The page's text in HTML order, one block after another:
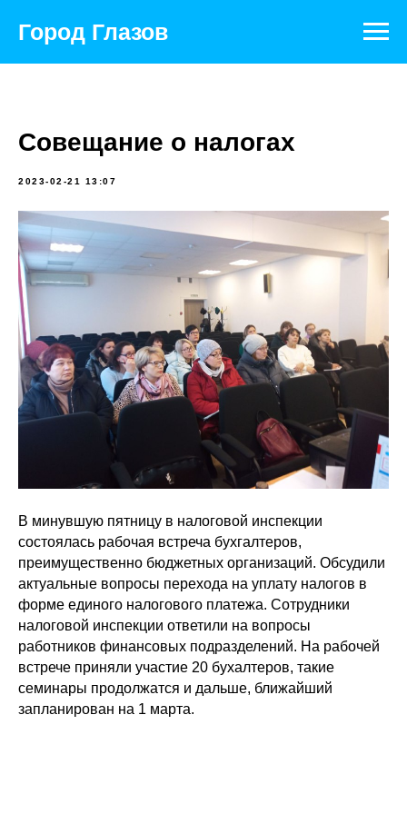
Город Глазов
Совещание о налогах
2023-02-21 13:07
В минувшую пятницу в налоговой инспекции
состоялась рабочая встреча бухгалтеров,
преимущественно бюджетных организаций. Обсудили
актуальные вопросы перехода на уплату налогов в
форме единого налогового платежа. Сотрудники
налоговой инспекции ответили на вопросы
работников финансовых подразделений. На рабочей
встрече приняли участие 20 бухалтеров, такие
семинары продолжатся и дальше, ближайший
запланирован на 1 марта.